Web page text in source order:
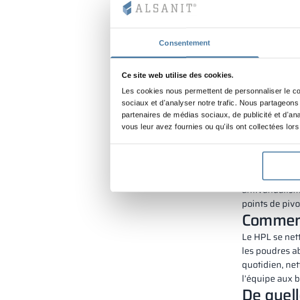
Consentement
Ce site web utilise des cookies.
Les cookies nous permettent de personnaliser le
sociaux et d'analyser notre trafic. Nous
partenaires de médias sociaux, de publicité et
vous leur avez fournies ou qu'ils ont collectées
Commence
contexte
piètements
Côté
monnayeur,
réglables,
patères
Pour la
inclinés
fermées ou
zones
points de
Le HPL se
les poudres
quotidien,
l’équipe aux
De